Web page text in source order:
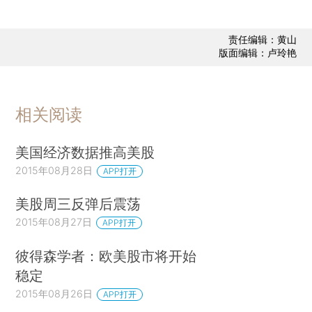
责任编辑：黄山
版面编辑：卢玲艳
相关阅读
美国经济数据推高美股
2015年08月28日 APP打开
美股周三反弹后震荡
2015年08月27日 APP打开
彼得森学者：欧美股市将开始
稳定
2015年08月26日 APP打开